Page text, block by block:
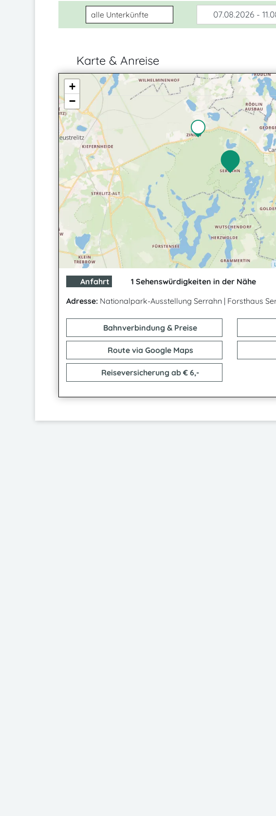
Unterkunftsart 07.08.2026 -
Karte & Anreise
+
−
Anfahrt
1 Sehenswürdigkeiten in der Nähe
Adresse: Nationalpark-Ausstellung Serrahn | Forsthaus
Bahnverbindung & Preise
Route via Google Maps
Reiseversicherung ab € 6,-